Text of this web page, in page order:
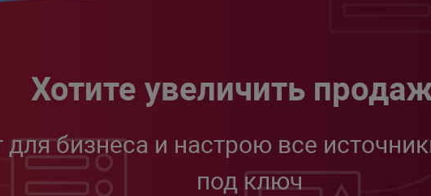
Хотите увеличить
бизнеса и настрою все
под ключ